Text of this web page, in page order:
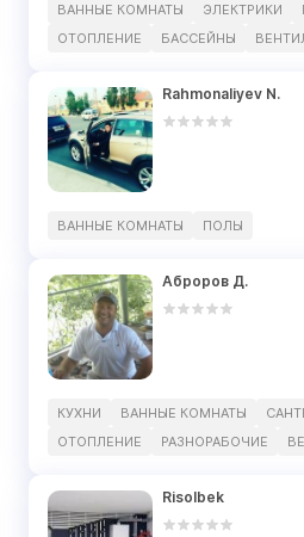
ВАННЫЕ КОМНАТЫ ЭЛЕКТРИКИ
ОТОПЛЕНИЕ
БАССЕЙНЫ
Rahmonaliyev N.
ВАННЫЕ КОМНАТЫ ПОЛЫ
Аброров Д.
КУХНИ ВАННЫЕ КОМНАТЫ
ОТОПЛЕНИЕ
РАЗНОРАБОЧИЕ
Risolbek